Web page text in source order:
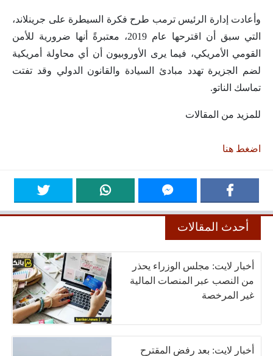
وأعادت إدارة الرئيس ترمب طرح فكرة السيطرة على جرينلاند،
التي سبق أن اقترحها عام 2019، معتبرةً أنها ضرورية للأمن
القومي الأمريكي، فيما يرى الأوروبيون أن أي محاولة أمريكية
لضم الجزيرة تهدد مبادئ السيادة والقانون الدولي وقد تفتت
تماسك الناتو.
للمزيد من المقالات
اضغط هنا
أحدث المقالات
أخبار لايت: مجلس الوزراء يحذر
من النصب عبر المنصات المالية
غير المرخصة
أخبار لايت: بعد رفض المقترح